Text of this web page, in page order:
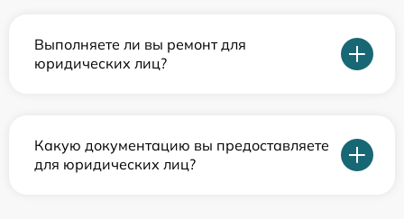
Выполняете ли вы ремонт для
юридических лиц?
Какую документацию вы предоставляете
для юридических лиц?